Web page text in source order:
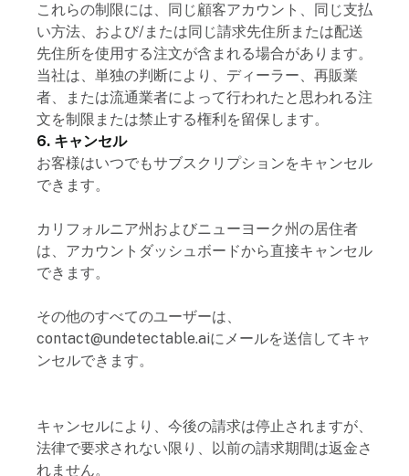
これらの制限には、同じ顧客アカウント、同じ支払
い方法、および/または同じ請求先住所または配送
先住所を使用する注文が含まれる場合があります。
当社は、単独の判断により、ディーラー、再販業
者、または流通業者によって行われたと思われる注
文を制限または禁止する権利を留保します。
6. キャンセル
お客様はいつでもサブスクリプションをキャンセル
できます。
カリフォルニア州およびニューヨーク州の居住者
は、アカウントダッシュボードから直接キャンセル
できます。
その他のすべてのユーザーは、
contact@undetectable.aiにメールを送信してキャ
ンセルできます。
キャンセルにより、今後の請求は停止されますが、
法律で要求されない限り、以前の請求期間は返金さ
れません。